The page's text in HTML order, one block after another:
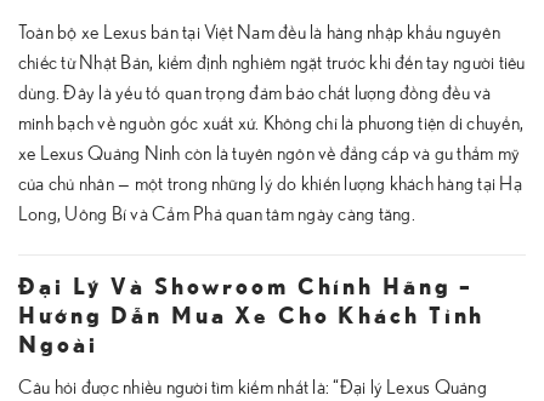
Toàn bộ xe Lexus bán tại Việt Nam đều là hàng nhập khẩu nguyên
chiếc từ Nhật Bản, kiểm định nghiêm ngặt trước khi đến tay người tiêu
dùng. Đây là yếu tố quan trọng đảm bảo chất lượng đồng đều và
minh bạch về nguồn gốc xuất xứ. Không chỉ là phương tiện di chuyển,
xe Lexus Quảng Ninh còn là tuyên ngôn về đẳng cấp và gu thẩm mỹ
của chủ nhân — một trong những lý do khiến lượng khách hàng tại Hạ
Long, Uông Bí và Cẩm Phả quan tâm ngày càng tăng.
Đại Lý Và Showroom Chính Hãng –
Hướng Dẫn Mua Xe Cho Khách Tỉnh
Ngoài
Câu hỏi được nhiều người tìm kiếm nhất là: “Đại lý Lexus Quảng